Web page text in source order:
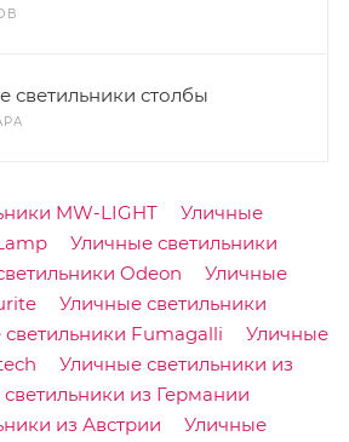
светильники столбы
MW-LIGHT
Уличные
Уличные светильники
Odeon
Уличные
Уличные светильники
Fumagalli
Уличные
Уличные светильники из
из Германии
из Австрии
Уличные